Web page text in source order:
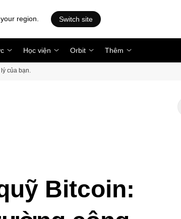
region. Switch site
Học viện Orbit Thêm
của bạn.
Bitcoin: